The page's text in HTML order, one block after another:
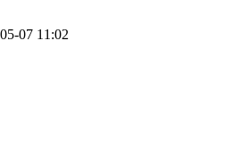
05-07 11:02